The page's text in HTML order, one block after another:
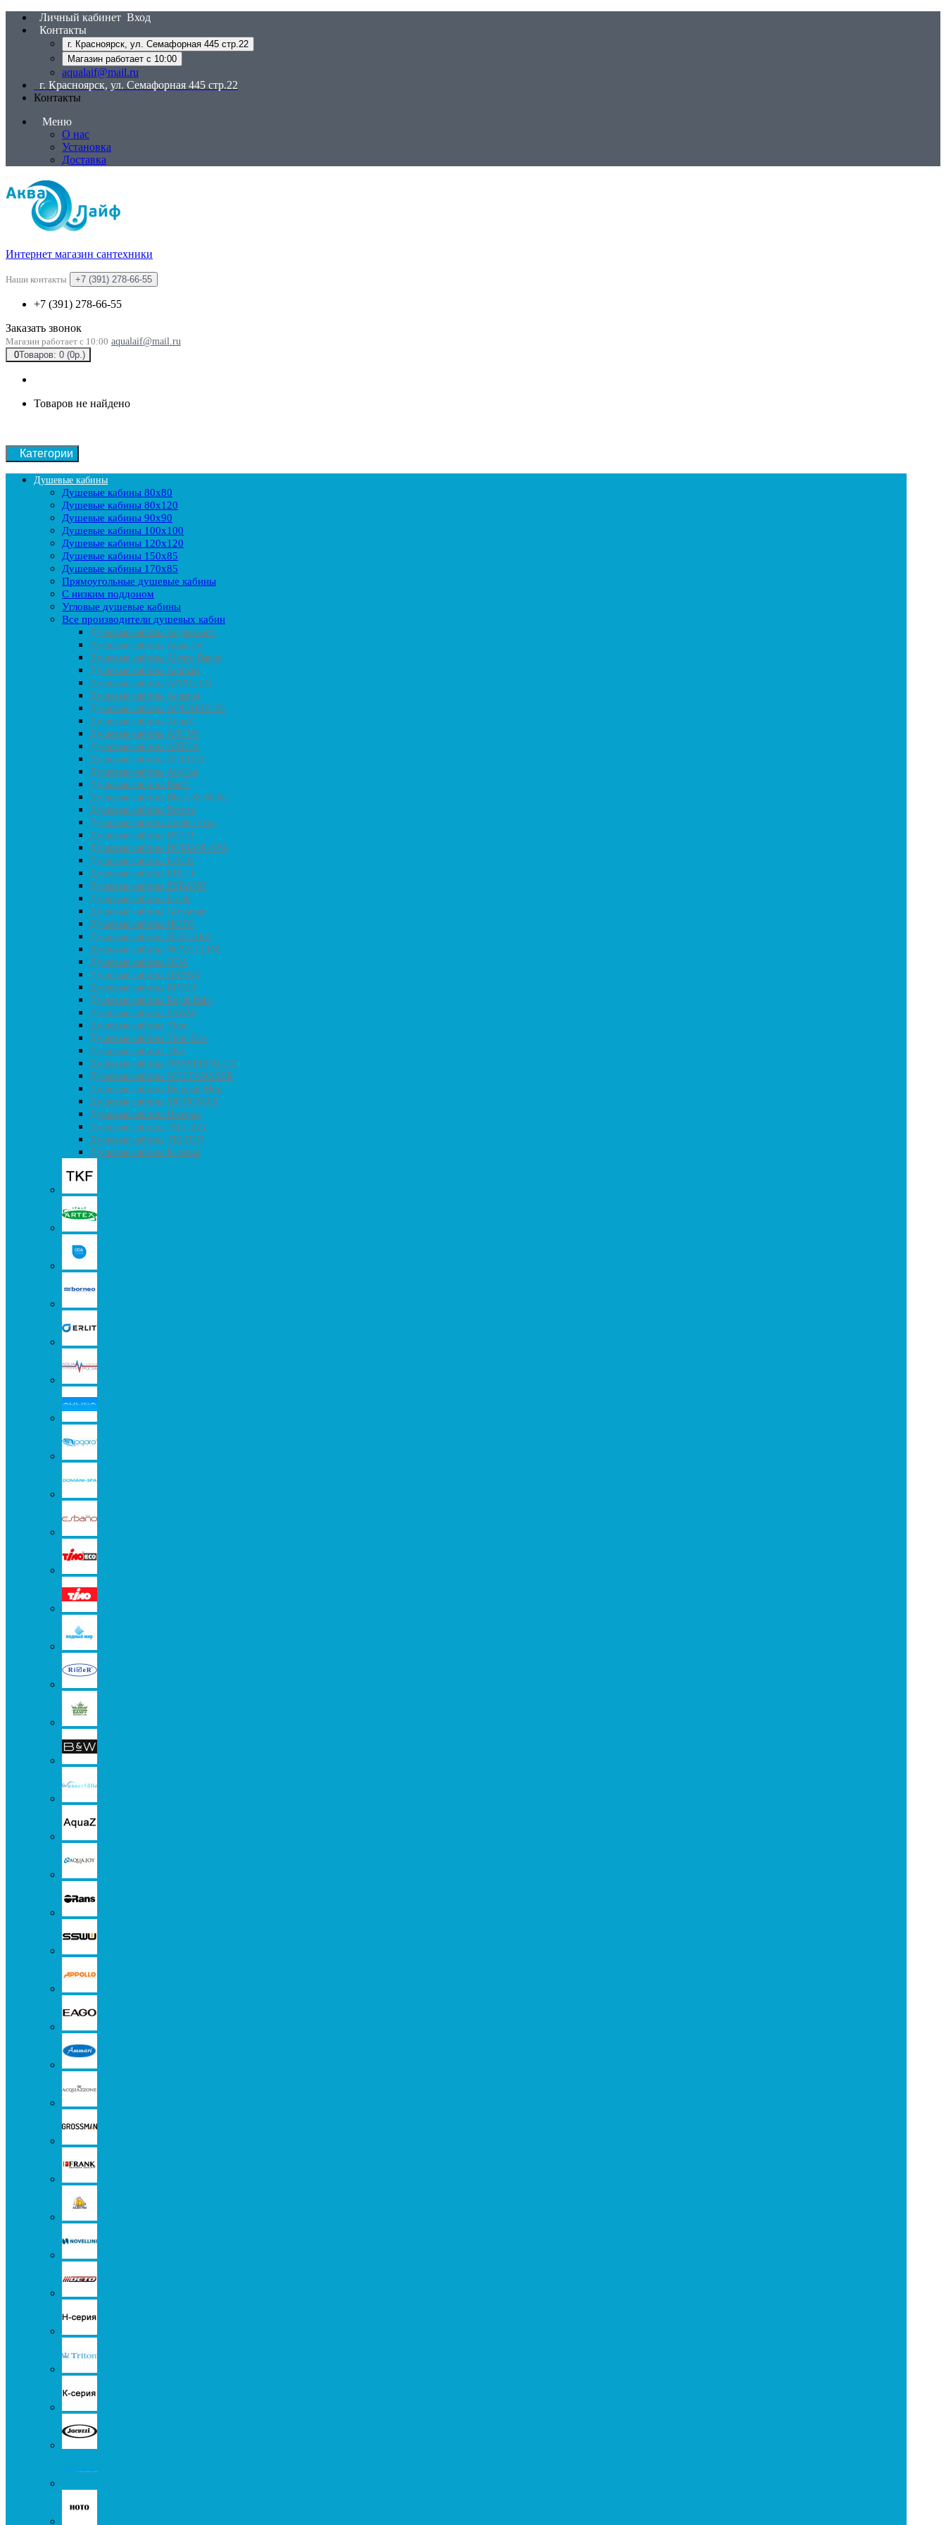
Личный кабинет Вход
Контакты
г. Красноярск, ул. Семафорная 445 стр.22
Магазин работает с 10:00
aqualaif@mail.ru
г. Красноярск, ул. Семафорная 445 стр.22
Контакты
Меню
О нас
Установка
Доставка
Интернет магазин сантехники
Наши контакты +7 (391) 278-66-55
+7 (391) 278-66-55
Заказать звонок
Магазин работает с 10:00 aqualaif@mail.ru
0Товаров: 0 (0р.)
Товаров не найдено
Категории
Душевые кабины
Душевые кабины 80x80
Душевые кабины 80x120
Душевые кабины 90х90
Душевые кабины 100x100
Душевые кабины 120x120
Душевые кабины 150x85
Душевые кабины 170x85
Прямоугольные душевые кабины
С низким поддоном
Угловые душевые кабины
Все производители душевых кабин
Душевые кабины Acguazzone
Душевые кабины Agua Joy
Душевые кабины Alvaro Banos
Душевые кабины Ammari
Душевые кабины APPOLLO
Душевые кабины Aquanet
Душевые кабины AQUAPULSE
Душевые кабины AquaZ
Душевые кабины ARCUS
Душевые кабины ARTEX
Душевые кабины AULICA
Душевые кабины AvaCan
Душевые кабины Banff
Душевые кабины Black & White
Душевые кабины Borneo
Душевые кабины Colden Frog
Душевые кабины DETO
Душевые кабины DOMANI-SPA
Душевые кабины EAGO
Душевые кабины ERLIT
Душевые кабины ESBANO
Душевые кабины Frank
Душевые кабины Grossman
Душевые кабины HOTO
Душевые кабины NIAGARA
Душевые кабины NOVELLINI
Душевые кабины ODA
Душевые кабины ORANS
Душевые кабины RIVER
Душевые кабины Royal Bath
Душевые кабины SSWW
Душевые кабины Timo
Душевые кабины Timo Eco
Душевые кабины TKF
Душевые кабины WASSERFALLE
Душевые кабины WELTWASSER
Душевые кабины Водный Мир
Душевые кабины МОНОМАХ
Душевые кабины H-серия
Душевые кабины JACUZZI
Душевые кабины TRITON
Душевые кабины К-серия